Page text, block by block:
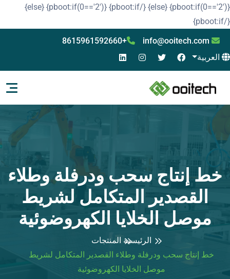
{else}
{/pboot:if}
{pboot:if(0=='2')}
{else}
{/
info@ooitech.com
+8615961592660
العربية
خط إنتاج سحب ودرفلة وطلاء
القصدير المتكامل لشريط
موصل الخلايا الكهروضوئية
الرئيسية المنتجات
خط إنتاج سحب ودرفلة وطلاء القصدير المتكامل لشريط
موصل الخلايا الكهروضوئية